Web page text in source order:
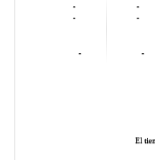
-
-
-
-
-
-
El